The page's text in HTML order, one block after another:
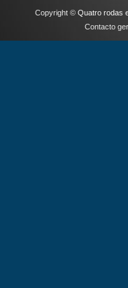
Copyright © Quatro rodas
Contacto